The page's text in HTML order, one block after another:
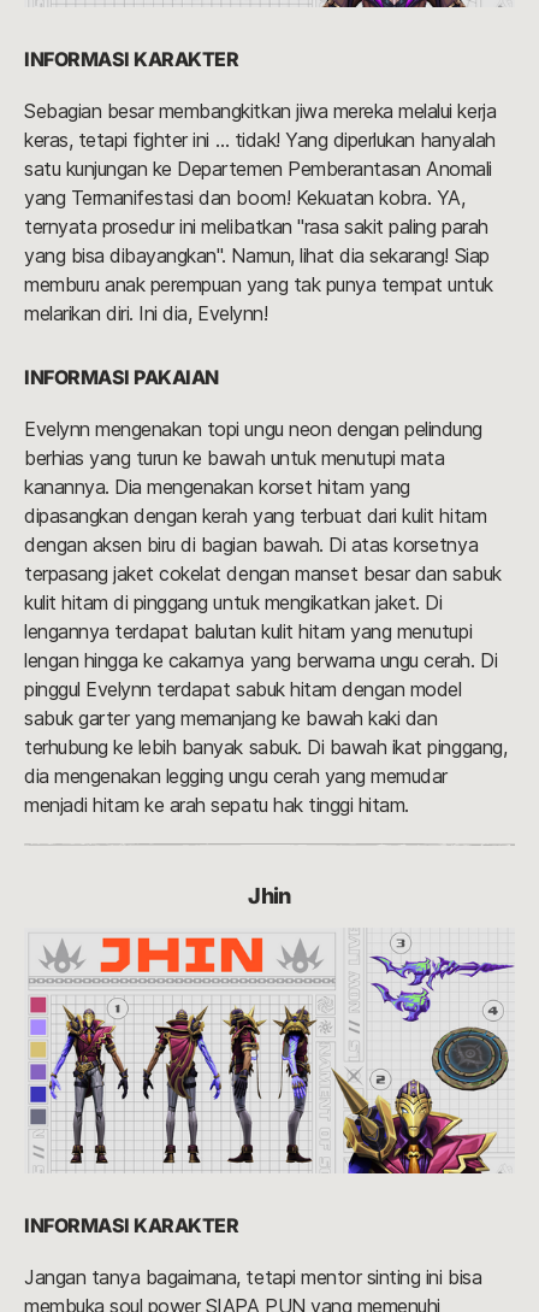
INFORMASI KARAKTER
Sebagian besar membangkitkan jiwa mereka melalui kerja
keras, tetapi fighter ini … tidak! Yang diperlukan hanyalah
satu kunjungan ke Departemen Pemberantasan Anomali
yang Termanifestasi dan boom! Kekuatan kobra. YA,
ternyata prosedur ini melibatkan "rasa sakit paling parah
yang bisa dibayangkan". Namun, lihat dia sekarang! Siap
memburu anak perempuan yang tak punya tempat untuk
melarikan diri. Ini dia, Evelynn!
INFORMASI PAKAIAN
Evelynn mengenakan topi ungu neon dengan pelindung
berhias yang turun ke bawah untuk menutupi mata
kanannya. Dia mengenakan korset hitam yang
dipasangkan dengan kerah yang terbuat dari kulit hitam
dengan aksen biru di bagian bawah. Di atas korsetnya
terpasang jaket cokelat dengan manset besar dan sabuk
kulit hitam di pinggang untuk mengikatkan jaket. Di
lengannya terdapat balutan kulit hitam yang menutupi
lengan hingga ke cakarnya yang berwarna ungu cerah. Di
pinggul Evelynn terdapat sabuk hitam dengan model
sabuk garter yang memanjang ke bawah kaki dan
terhubung ke lebih banyak sabuk. Di bawah ikat pinggang,
dia mengenakan legging ungu cerah yang memudar
menjadi hitam ke arah sepatu hak tinggi hitam.
Jhin
INFORMASI KARAKTER
Jangan tanya bagaimana, tetapi mentor sinting ini bisa
membuka soul power SIAPA PUN yang memenuhi